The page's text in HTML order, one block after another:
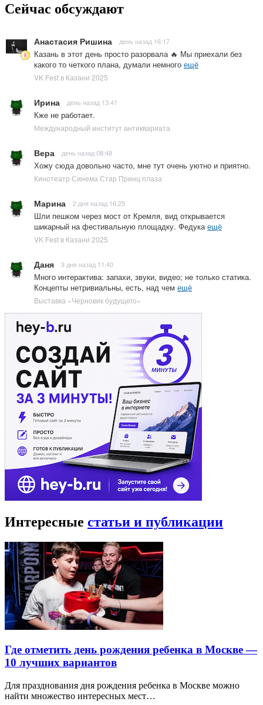
Сейчас обсуждают
Анастасия Ришина день назад 16:17
Казань в этот день просто разорвала 🔥 Мы приехали без
какого то четкого плана, думали немного ещё
VK Fest в Казани 2025
Ирина день назад 13:41
Кже не работает.
Международный институт антиквариата
Вера день назад 08:48
Хожу сюда довольно часто, мне тут очень уютно и приятно.
Кинотеатр Синема Стар Принц плаза
Марина 2 дня назад 16:25
Шли пешком через мост от Кремля, вид открывается
шикарный на фестивальную площадку. Федука ещё
VK Fest в Казани 2025
Даня 3 дня назад 11:40
Много интерактива: запахи, звуки, видео; не только статика.
Концепты нетривиальны, есть, над чем ещё
Выставка «Черновик будущего»
Интересные статьи и публикации
Где отметить день рождения ребенка в Москве —
10 лучших вариантов
Для празднования дня рождения ребенка в Москве можно
найти множество интересных мест…